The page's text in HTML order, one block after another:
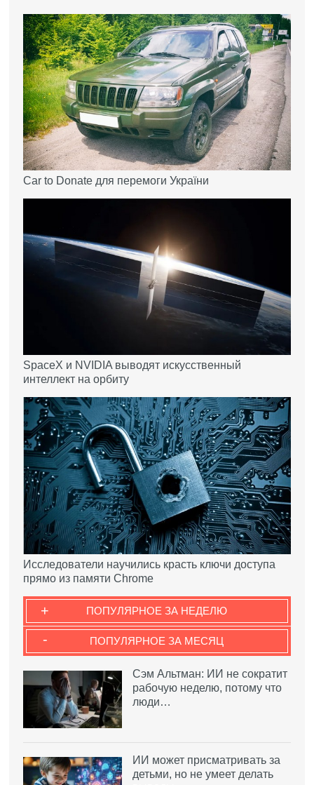
Car to Donate для перемоги України
SpaceX и NVIDIA выводят искусственный
интеллект на орбиту
Исследователи научились красть ключи доступа
прямо из памяти Chrome
ПОПУЛЯРНОЕ ЗА НЕДЕЛЮ
+
ПОПУЛЯРНОЕ ЗА МЕСЯЦ
-
Сэм Альтман: ИИ не сократит
рабочую неделю, потому что
люди…
ИИ может присматривать за
детьми, но не умеет делать